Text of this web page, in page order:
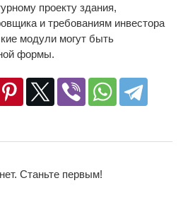
проекту здания,
и требованиям инвестора
модули могут быть
формы.
Станьте первым!